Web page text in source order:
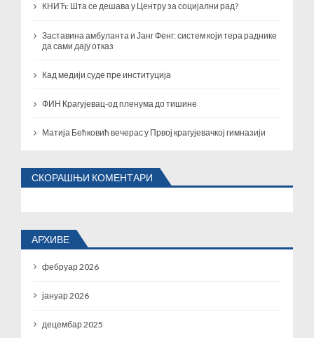
КНИЋ: Шта се дешава у Центру за социјални рад?
Заставина амбуланта и Јанг Фенг: систем који тера раднике
да сами дају отказ
Кад медији суде пре институција
ФИН Крагујевац-од пленума до тишине
Матија Бећковић вечерас у Првој крагујевачкој гимназији
СКОРАШЊИ КОМЕНТАРИ
АРХИВЕ
фебруар 2026
јануар 2026
децембар 2025